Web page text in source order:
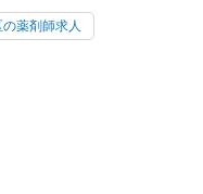
薬剤師求人